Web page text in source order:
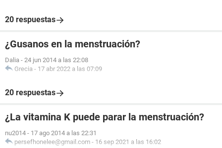
20 respuestas
¿Gusanos en la menstruación?
Dalia - 24 jun 2014 a las 22:08
Grecia - 17 abr 2022 a las 07:09
20 respuestas
¿La vitamina K puede parar la menstruación?
nu2014 - 17 ago 2014 a las 22:31
persefhonelee@gmail.com - 16 sep 2021 a las 16:02